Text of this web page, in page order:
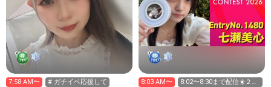
7:58 AM〜 # ガチイベ応援して 8:03 AM〜
8:02〜8:30まで配信☀️２次